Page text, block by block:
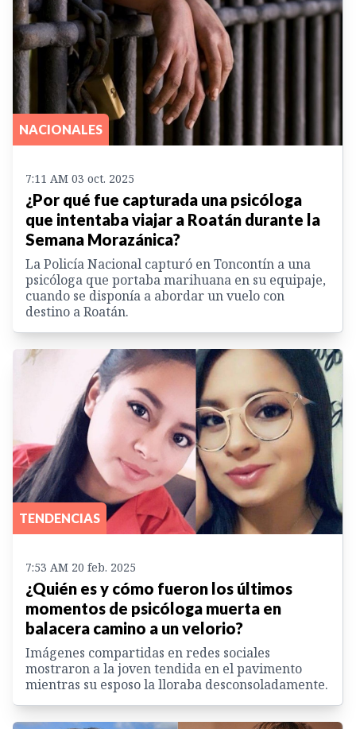
NACIONALES
7:11 AM 03 oct. 2025
¿Por qué fue capturada una psicóloga
que intentaba viajar a Roatán durante la
Semana Morazánica?
La Policía Nacional capturó en Toncontín a una
psicóloga que portaba marihuana en su equipaje,
cuando se disponía a abordar un vuelo con
destino a Roatán.
TENDENCIAS
7:53 AM 20 feb. 2025
¿Quién es y cómo fueron los últimos
momentos de psicóloga muerta en
balacera camino a un velorio?
Imágenes compartidas en redes sociales
mostraron a la joven tendida en el pavimento
mientras su esposo la lloraba desconsoladamente.